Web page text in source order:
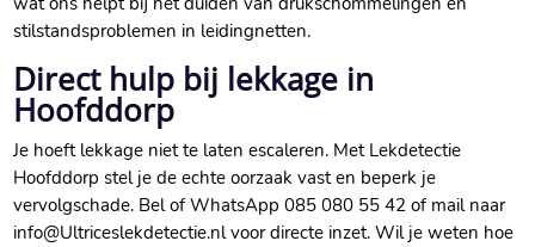
stilstandsproblemen in leidingnetten.​
Direct hulp bij lekkage in
Hoofddorp
Je hoeft lekkage niet te laten escaleren.​ Met Lekdetectie
Hoofddorp stel je de echte oorzaak vast en beperk je
vervolgschade.​ Bel of WhatsApp 085 080 55 42 of mail naar
info@Ultriceslekdetectie.​nl voor directe inzet.​ Wil je weten hoe